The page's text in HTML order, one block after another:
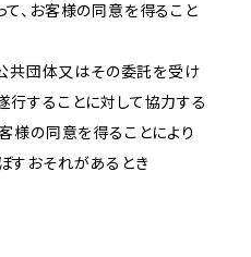
、お客様の同意を得ること
共団体又はその委託を受け
することに対して協力する
様の同意を得ることにより
すおそれがあるとき